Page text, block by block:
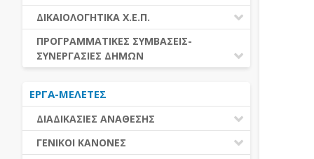
ΕΚΤΕΛΕΣΗ ΥΠΗΡΕΣΙΩΝ
ΕΚΤΕΛΕΣΗ ΠΡΟΜΗΘΕΙΩΝ
ΕΑΑΔΗΣΥ
ΕΑΔΗΣΥ
ΕΛ.ΣΥΝΕΔΡΙΟ
ΕΣΗΔΗΣ
ΔΙΚΑΙΟΛΟΓΗΤΙΚΑ Χ.Ε.Π.
ΔΙΚΑΙΟΛΟΓΗΤΙΚΑ Χ.Ε.Π.
ΠΡΟΓΡΑΜΜΑΤΙΚΕΣ ΣΥΜΒΑΣΕΙΣ-
ΣΥΝΕΡΓΑΣΙΕΣ ΔΗΜΩΝ
ΔΙΕΘΝΕΣ ΚΑΙ ΕΥΡΩΠΑΙΚΟ ΕΠΙΠΕΔΟ
ΠΡΟΓΡΑΜΜΑΤΙΚΕΣ ΣΥΜΒΑΣΕΙΣ
ΕΡΓΑ-ΜΕΛΕΤΕΣ
ΔΙΑΔΙΚΑΣΙΕΣ ΑΝΑΘΕΣΗΣ
ΔΙΑΔΙΚΑΣΙΕΣ ΑΝΑΘΕΣΗΣ
ΓΕΝΙΚΟΙ ΚΑΝΟΝΕΣ